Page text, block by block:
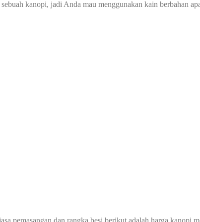
kanopi, jadi Anda mau menggunakan kain berbahan